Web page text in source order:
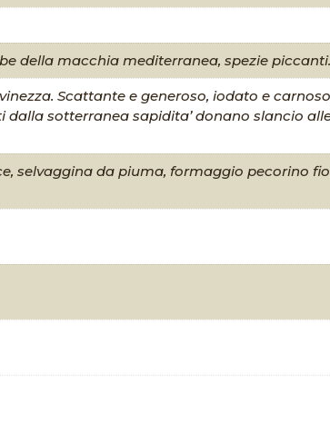
della macchia mediterranea, spezie piccanti.
Scattante e generoso, iodato e
sotterranea sapidita’ donano slancio
selvaggina da piuma, formaggio pecorino